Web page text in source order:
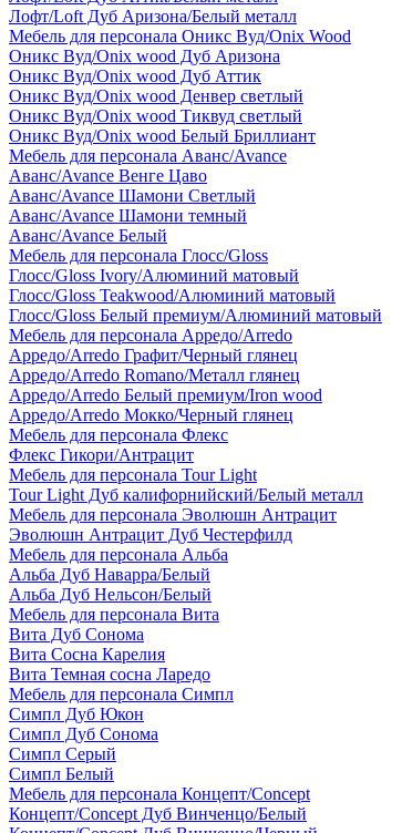
Лофт/Loft Дуб Аризона/Белый металл
Мебель для персонала Оникс Вуд/Onix Wood
Оникс Вуд/Onix wood Дуб Аризона
Оникс Вуд/Onix wood Дуб Аттик
Оникс Вуд/Onix wood Денвер светлый
Оникс Вуд/Onix wood Тиквуд светлый
Оникс Вуд/Onix wood Белый Бриллиант
Мебель для персонала Аванс/Avance
Аванс/Avance Венге Цаво
Аванс/Avance Шамони Светлый
Аванс/Avance Шамони темный
Аванс/Avance Белый
Мебель для персонала Глосс/Gloss
Глосс/Gloss Ivory/Алюминий матовый
Глосс/Gloss Teakwood/Алюминий матовый
Глосс/Gloss Белый премиум/Алюминий матовый
Мебель для персонала Арредо/Arredo
Арредо/Arredo Графит/Черный глянец
Арредо/Arredo Romano/Металл глянец
Арредо/Arredo Белый премиум/Iron wood
Арредо/Arredo Мокко/Черный глянец
Мебель для персонала Флекс
Флекс Гикори/Антрацит
Мебель для персонала Tour Light
Tour Light Дуб калифорнийский/Белый металл
Мебель для персонала Эволюшн Антрацит
Эволюшн Антрацит Дуб Честерфилд
Мебель для персонала Альба
Альба Дуб Наварра/Белый
Альба Дуб Нельсон/Белый
Мебель для персонала Вита
Вита Дуб Сонома
Вита Сосна Карелия
Вита Темная сосна Ларедо
Мебель для персонала Симпл
Симпл Дуб Юкон
Симпл Дуб Сонома
Симпл Серый
Симпл Белый
Мебель для персонала Концепт/Concept
Концепт/Concept Дуб Винченцо/Белый